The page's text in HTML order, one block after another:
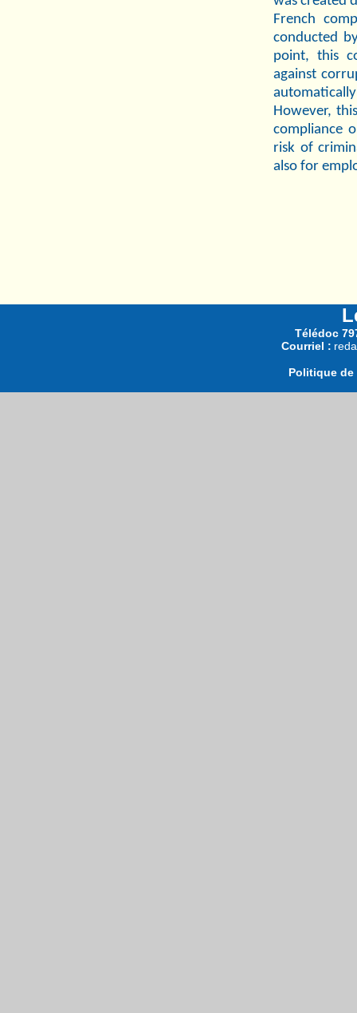
French
conducted
point, this
against
However,
compliance
risk of
also for
Télédoc
Courriel :
Politique